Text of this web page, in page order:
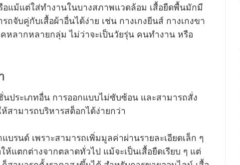
อแม้แต่ใส่ทำงานในบางสภาพแวดล้อม เสื้อยืดพื้นมักมี
จับคู่กับเสื้อผ้าอื่นได้ง่าย เช่น กางเกงยีนส์ กางเกงขา
หลากหลายกลุ่ม ไม่ว่าจะเป็นวัยรุ่น คนทำงาน หรือ
ประเภทอื่น การออกแบบไม่ซับซ้อน และสามารถสั่ง
สามารถบริหารสต็อกได้ง่ายกว่า
รนด์ เพราะสามารถเพิ่มมูลค่าผ่านรายละเอียดเล็ก ๆ
ห้แตกต่างจากตลาดทั่วไป แม้จะเป็นเสื้อยืดเรียบ ๆ แต่